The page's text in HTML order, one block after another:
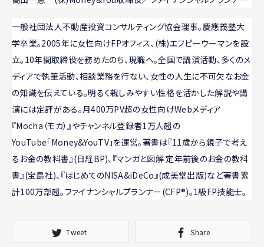
一般社団法人不動産投資コンサルティング協会理事。慶應義塾大
学卒業。2005年に女性向けFPオフィス、(株)エフピーウーマンを設
立。10年間取締役を務めたのち、現職へ。全国で講演活動、多くのメ
ディアで執筆活動、相談業務を行ない、女性の人生に不可欠なお金
の知識を伝えている。明るく親しみやすい性格を活かした解説や講
演には定評がある。月400万PV超の女性向けWebメディア
『Mocha（モカ）』やチャンネル登録者1万人超の
YouTube「Money&YouTV」を運営。著書は『11歳から親子で考え
るお金の教科書』(日経BP)、『マンガと図解 定年前後のお金の教科
書』(宝島社)、『はじめてのNISA&iDeCo』(成美堂出版)など著書累
計100万部超。ファイナンシャルプランナー(CFP®)。1級FP技能士。
Tweet Share